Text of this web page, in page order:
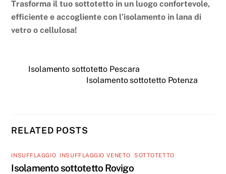
Trasforma il tuo sottotetto in un luogo confortevole,
efficiente e accogliente con l’isolamento in lana di
vetro o cellulosa!
Isolamento sottotetto Pescara
Isolamento sottotetto Potenza
RELATED POSTS
INSUFFLAGGIO INSUFFLAGGIO VENETO ,SOTTOTETTO
Isolamento sottotetto Rovigo